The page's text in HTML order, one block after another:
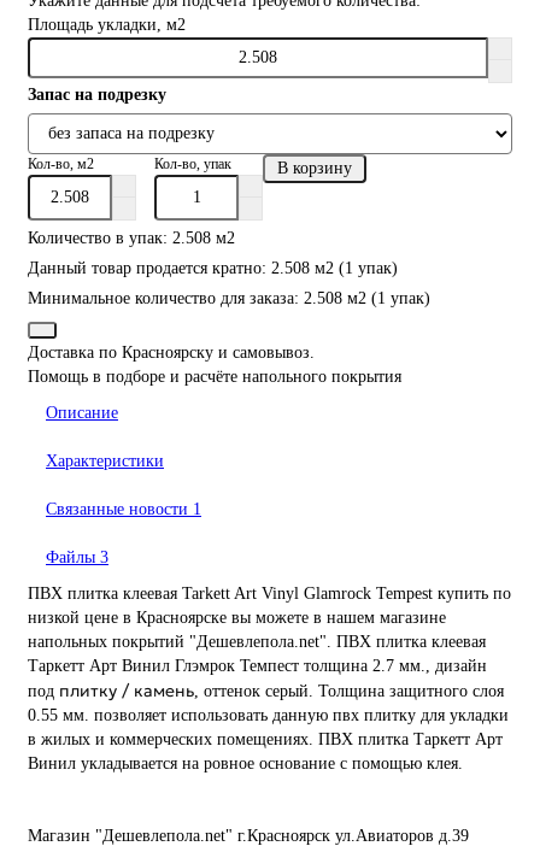
Площадь укладки, м2
Запас на подрезку
Кол-во, м2 Кол-во, упак В корзину
Количество в упак: 2.508 м2
Данный товар продается кратно: 2.508 м2 (1 упак)
Минимальное количество для заказа: 2.508 м2 (1 упак)
Доставка по Красноярску и самовывоз.
Помощь в подборе и расчёте напольного покрытия
Описание
Характеристики
Связанные новости 1
Файлы 3
ПВХ плитка клеевая Tarkett Art Vinyl Glamrock Tempest купить по
низкой цене в Красноярске вы можете в нашем магазине
напольных покрытий "Дешевлепола.net". ПВХ плитка клеевая
Таркетт Арт Винил Глэмрок Темпест толщина 2.7 мм., дизайн
под плитку / камень , оттенок серый. Толщина защитного слоя
0.55 мм. позволяет использовать данную пвх плитку для укладки
в жилых и коммерческих помещениях. ПВХ плитка Таркетт Арт
Винил укладывается на ровное основание с помощью клея.
Магазин "Дешевлепола.net" г.Красноярск ул.Авиаторов д.39